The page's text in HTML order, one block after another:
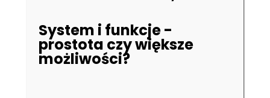
System i funkcje -
prostota czy większe
możliwości?